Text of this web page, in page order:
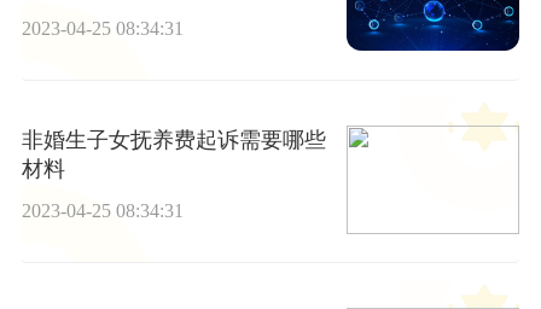
2023-04-25 08:34:31
非婚生子女抚养费起诉需要哪些
材料
2023-04-25 08:34:31